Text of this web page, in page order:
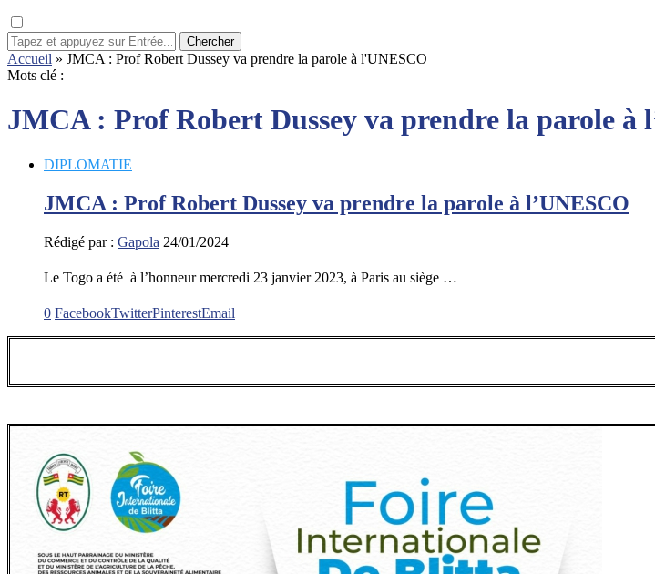
Chercher
Accueil » JMCA : Prof Robert Dussey va prendre la parole à l'UNESCO
Mots clé :
JMCA : Prof Robert Dussey va prendre la parole à
DIPLOMATIE
JMCA : Prof Robert Dussey va prendre la parole à l’UNESCO
Rédigé par : Gapola 24/01/2024
Le Togo a été à l’honneur mercredi 23 janvier 2023, à Paris au siège …
0 FacebookTwitterPinterestEmail